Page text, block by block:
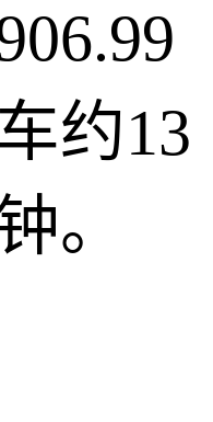
约13
。